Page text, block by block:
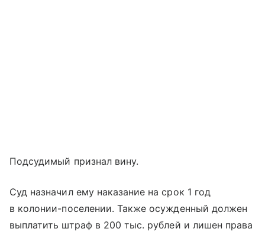
Подсудимый признал вину.
Суд назначил ему наказание на срок 1 год
в колонии-поселении. Также осужденный должен
выплатить штраф в 200 тыс. рублей и лишен права